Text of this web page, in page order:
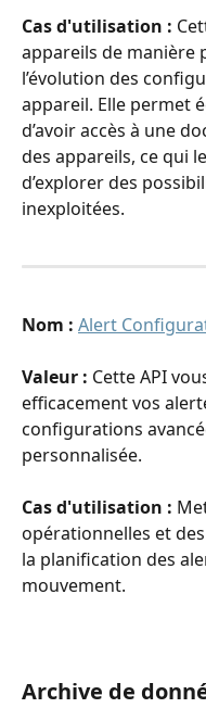
Cas d'utilisation :
appareils de manière
l’évolution des
appareil. Elle permet
d’avoir accès à une
des appareils, ce qui
d’explorer des
inexploitées.
Nom : Alert
Valeur : Cette API
efficacement vos
configurations
personnalisée.
Cas d'utilisation :
opérationnelles et
la planification des
mouvement.
Archive de